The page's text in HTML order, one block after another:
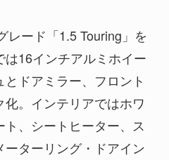
レード「1.5 Touring」を
16インチアルミホイー
ドアミラー、フロント
。インテリアではホワ
、シートヒーター、ス
ターリング・ドアイン